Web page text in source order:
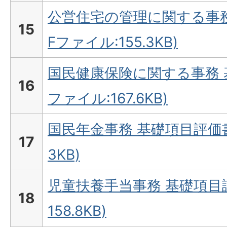
15
公営住宅の管理に関する事
Fファイル:155.3KB)
16
国民健康保険に関する事務
ファイル:167.6KB)
17
国民年金事務 基礎項目評
3KB)
18
児童扶養手当事務 基礎項
158.8KB)